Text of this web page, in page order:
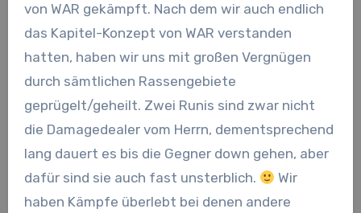
von WAR gekämpft. Nach dem wir auch endlich
das Kapitel-Konzept von WAR verstanden
hatten, haben wir uns mit großen Vergnügen
durch sämtlichen Rassengebiete
geprügelt/geheilt. Zwei Runis sind zwar nicht
die Damagedealer vom Herrn, dementsprechend
lang dauert es bis die Gegner down gehen, aber
dafür sind sie auch fast unsterblich.
Wir
haben Kämpfe überlebt bei denen andere